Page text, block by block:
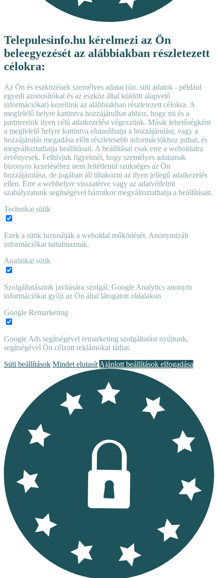
Telepulesinfo.hu kérelmezi az Ön
beleegyezését az alábbiakban részletezett
célokra:
Az Ön és eszközének személyes adatai (ún. süti adatok - például
egyedi azonosítókat és az eszköz által küldött alapvető
információkat) kezelünk az alábbiakban részletezett célokra. A
megfelelő helyre kattintva hozzájárulhat ahhoz, hogy mi és a
partnereink ilyen célú adatkezelést végezzünk. Másik lehetőségként
a megfelelő helyre kattintva elutasíthatja a hozzájárulást, vagy a
hozzájárulás megadása előtt részletesebb információkhoz juthat, és
megváltoztathatja beállításait. A beállításai csak erre a weboldalra
érvényesek. Felhívjuk figyelmét, hogy személyes adatainak
bizonyos kezeléséhez nem feltétlenül szükséges az Ön
hozzájárulása, de jogában áll tiltakozni az ilyen jellegű adatkezelés
ellen. Erre a webhelyre visszatérve vagy az adatvédelmi
szabályzatunk segítségével bármikor megváltoztathatja a beállításait.
Technikai sütik
Ezek a sütik biztosítják a weboldal működését. Anonymizált
információkat tartalmaznak.
Analitikai sütik
Szolgáltatásaink javítására szolgál. Google Analytics anonym
információkat gyűjt az Ön által látogatott oldalakon
Google Remarketing
Google Ads segítségével remarketing szolgáltatást nyújtunk,
segítségével Ön célzott reklámokat láthat.
Süti beállítások Mindet elutasít Ajánlott beállítások elfogadása